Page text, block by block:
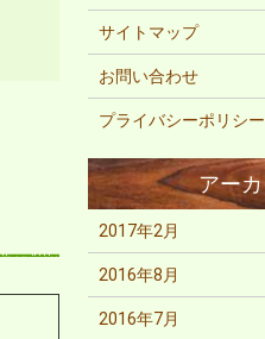
サイトマップ
お問い合わせ
プライバシーポリシー
2017年2月
2016年8月
2016年7月